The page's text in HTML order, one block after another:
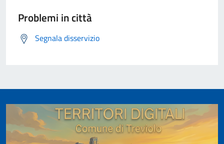
Problemi in città
Segnala disservizio